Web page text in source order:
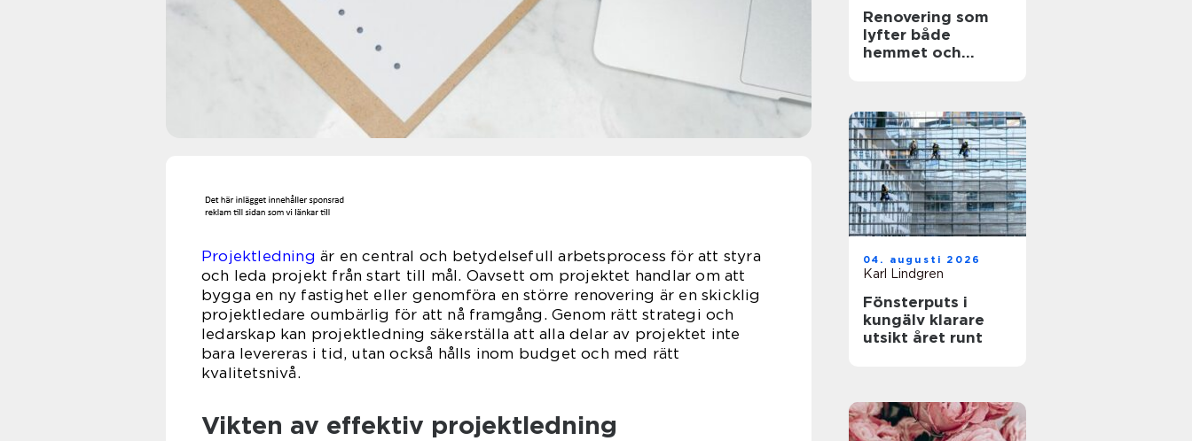
Projektledning är en central och betydelsefull arbetsprocess för att styra
och leda projekt från start till mål. Oavsett om projektet handlar om att
bygga en ny fastighet eller genomföra en större renovering är en skicklig
projektledare oumbärlig för att nå framgång. Genom rätt strategi och
ledarskap kan projektledning säkerställa att alla delar av projektet inte
bara levereras i tid, utan också hålls inom budget och med rätt
kvalitetsnivå.
Vikten av effektiv projektledning
Renovering som
lyfter både
hemmet och
04. augusti 2026
Karl Lindgren
Fönsterputs i
kungälv klarare
utsikt året runt